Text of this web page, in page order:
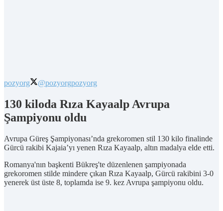
pozyorg @pozyorgpozyorg
130 kiloda Rıza Kayaalp Avrupa
Şampiyonu oldu
Avrupa Güreş Şampiyonası’nda grekoromen stil 130 kilo finalinde
Gürcü rakibi Kajaia’yı yenen Rıza Kayaalp, altın madalya elde etti.
Romanya'nın başkenti Bükreş'te düzenlenen şampiyonada
grekoromen stilde mindere çıkan Rıza Kayaalp, Gürcü rakibini 3-0
yenerek üst üste 8, toplamda ise 9. kez Avrupa şampiyonu oldu.